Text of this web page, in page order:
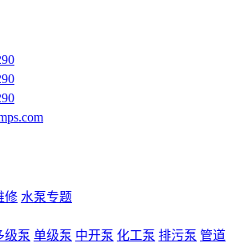
修 水泵专题
级泵 单级泵 中开泵 化工泵 排污泵 管道